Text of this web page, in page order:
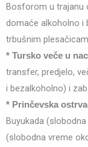
Bosforom u trajanu
domaće alkoholno i
trbušnim
* Tursko veče u
transfer, predjelo,
i bezalkoholno) i
* Prinčevska
Buyukada
(slobodna vreme